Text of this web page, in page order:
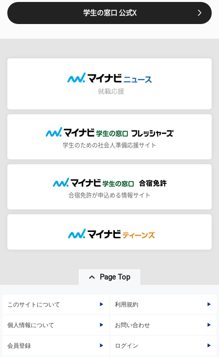
学生の窓口 公式X
学生のための社会人準備応援サイト
合宿免許が申込める情報サイト
Page Top
このサイトについて 利用規約
個人情報について お問い合わせ
会員登録 ログイン